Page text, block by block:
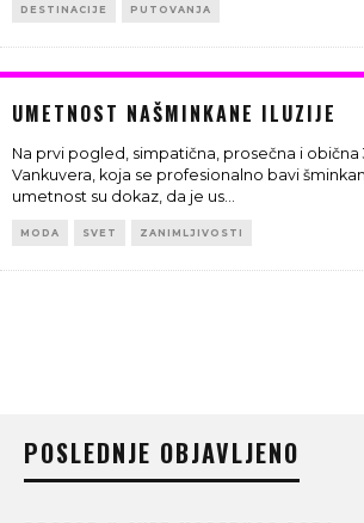
DESTINACIJE PUTOVANJA
UMETNOST NAŠMINKANE ILUZIJE
Na prvi pogled, simpatična, prosečna i
Vankuvera, koja se profesionalno bavi
umetnost su dokaz, da je us...
MODA SVET ZANIMLJIVOSTI
POSLEDNJE OBJAVLJENO